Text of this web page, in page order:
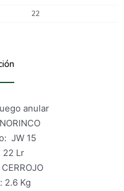
22
anular
JW 15
22 Lr
2.6 Kg